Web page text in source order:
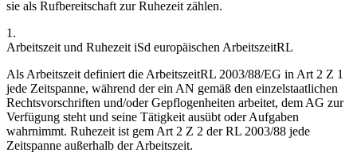
sie als Rufbereitschaft zur Ruhezeit zählen.
1.
Arbeitszeit und Ruhezeit iSd europäischen ArbeitszeitRL
Als Arbeitszeit definiert die ArbeitszeitRL 2003/88/EG in Art 2 Z 1
jede Zeitspanne, während der ein AN gemäß den einzelstaatlichen
Rechtsvorschriften und/oder Gepflogenheiten arbeitet, dem AG zur
Verfügung steht und seine Tätigkeit ausübt oder Aufgaben
wahrnimmt. Ruhezeit ist gem Art 2 Z 2 der RL 2003/88 jede
Zeitspanne außerhalb der Arbeitszeit.